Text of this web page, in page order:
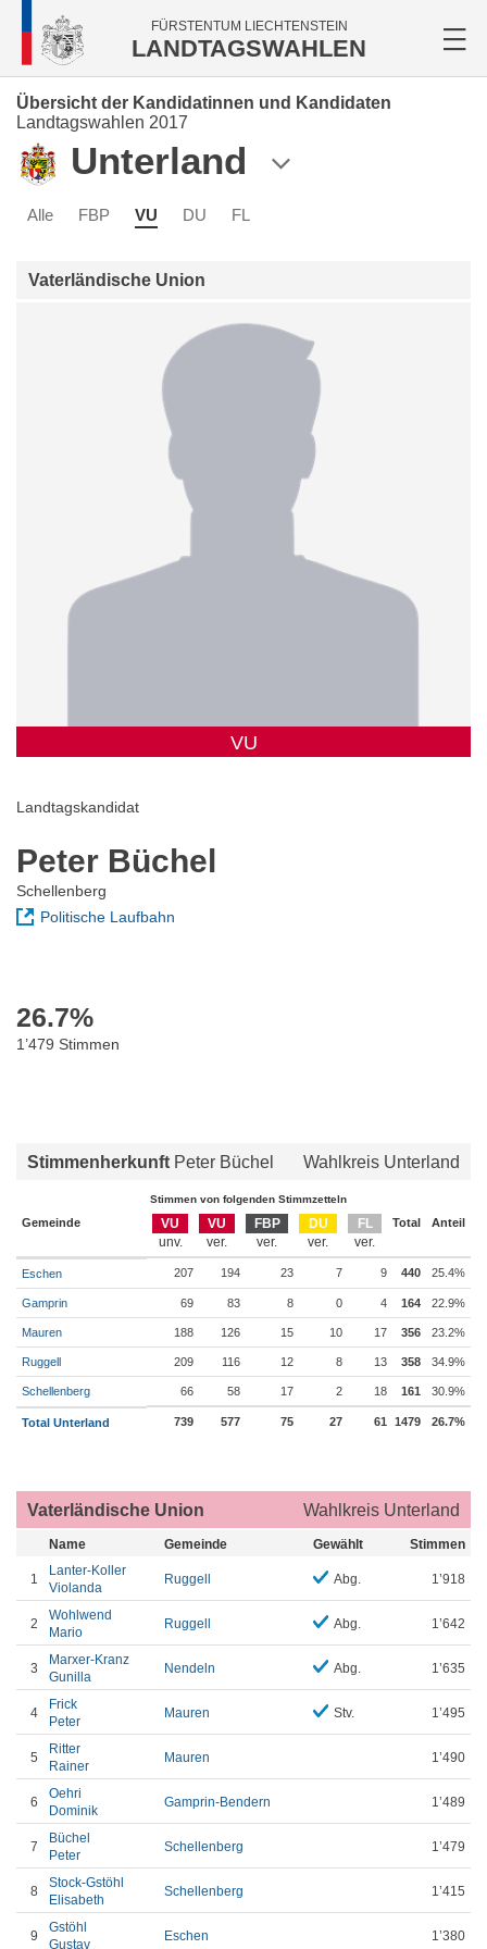
FÜRSTENTUM LIECHTENSTEIN
LANDTAGSWAHLEN
Übersicht der Kandidatinnen und Kandidaten
Landtagswahlen 2017
Unterland
Alle FBP VU DU FL
Vaterländische Union
VU
Landtagskandidat
Peter Büchel
Schellenberg
Politische Laufbahn
26.7%
1’479 Stimmen
Stimmenherkunft Peter Büchel Wahlkreis Unterland
Stimmen von folgenden Stimmzetteln
Gemeinde VU VU FBP DU FL Total Anteil
Eschen 207 194 23 7 9 440 25.4%
Gamprin 69 83 8 0 4 164 22.9%
Mauren 188 126 15 10 17 356 23.2%
Ruggell 209 116 12 8 13 358 34.9%
Schellenberg 66 58 17 2 18 161 30.9%
Total Unterland 739 577 75 27 61 1479 26.7%
Vaterländische Union Wahlkreis Unterland
Name Gemeinde Gewählt Stimmen
1
Lanter-Koller
Violanda
Ruggell Abg. 1’918
2
Wohlwend
Mario
Ruggell Abg. 1’642
3
Marxer-Kranz
Gunilla
Nendeln Abg. 1’635
4
Frick
Peter
Mauren Stv. 1’495
5
Ritter
Rainer
Mauren 1’490
6
Oehri
Dominik
Gamprin-Bendern 1’489
7
Büchel
Peter
Schellenberg 1’479
8
Stock-Gstöhl
Elisabeth
Schellenberg 1’415
9
Gstöhl
Gustav
Eschen 1’380